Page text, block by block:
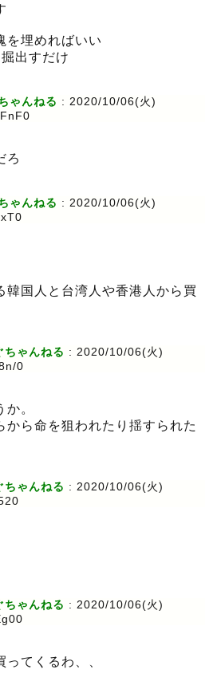
を埋めればいい
出すだけ
ゃんねる : 2020/10/06(火)
ろ
ゃんねる : 2020/10/06(火)
韓国人と台湾人や香港人から買
ちゃんねる : 2020/10/06(火)
0
。
から命を狙われたり揺すられた
ちゃんねる : 2020/10/06(火)
ちゃんねる : 2020/10/06(火)
てくるわ、、